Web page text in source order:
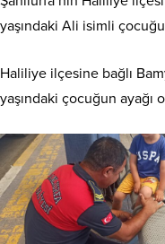
yaşındaki Ali isimli
Haliliye ilçesine bağlı
yaşındaki çocuğun ayağı